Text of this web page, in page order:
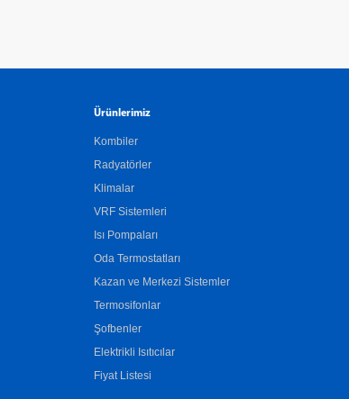
Ürünlerimiz
Kombiler
Radyatörler
Klimalar
VRF Sistemleri
Isı Pompaları
Oda Termostatları
Kazan ve Merkezi Sistemler
Termosifonlar
Şofbenler
Elektrikli Isıtıcılar
Fiyat Listesi